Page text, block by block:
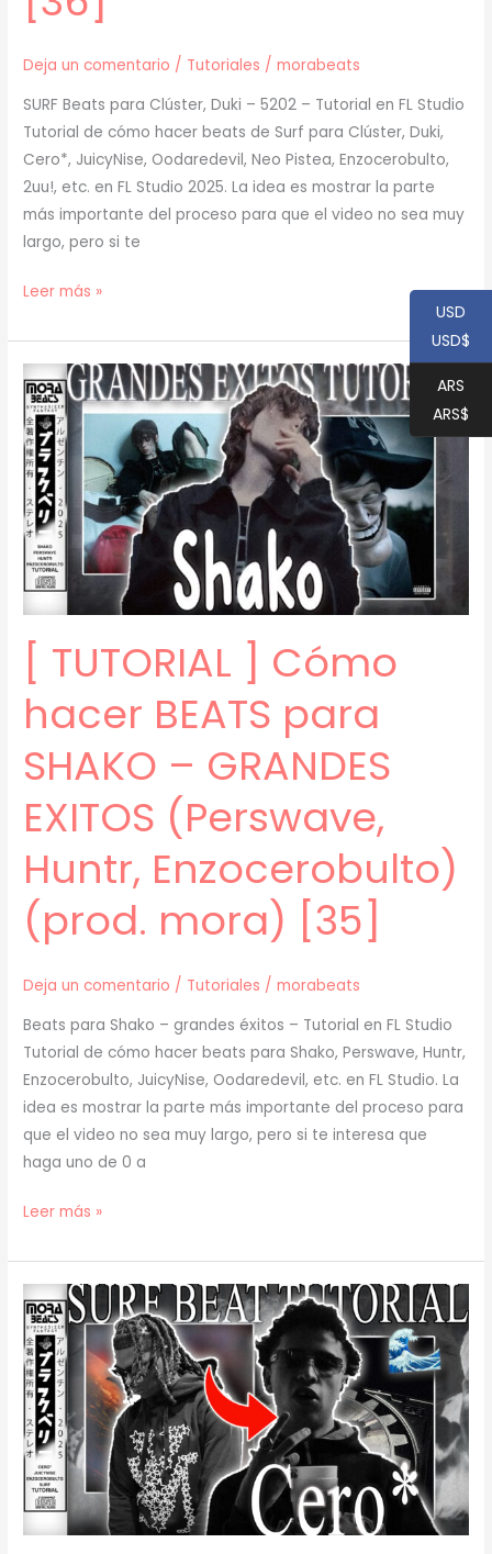
Deja un comentario / Tutoriales /morabeats
SURF Beats para Clúster, Duki – 5202 – Tutorial en FL Studio
Tutorial de cómo hacer beats de Surf para Clúster, Duki,
Cero*, JuicyNise, Oodaredevil, Neo Pistea, Enzocerobulto,
2uu!, etc. en FL Studio 2025. La idea es mostrar la parte
más importante del proceso para que el video no sea muy
largo, pero si te
[
]
Cómo
Hacer
BEATS
de
SURF
para
Clúster
y
Duki
–
5202
(prod.
mora)
[36]
Leer más »
[ TUTORIAL ] Cómo
hacer BEATS para
SHAKO – GRANDES
EXITOS (Perswave,
Huntr, Enzocerobulto)
(prod. mora) [35]
Deja un comentario / Tutoriales /morabeats
Beats para Shako – grandes éxitos – Tutorial en FL Studio
Tutorial de cómo hacer beats para Shako, Perswave, Huntr,
Enzocerobulto, JuicyNise, Oodaredevil, etc. en FL Studio. La
idea es mostrar la parte más importante del proceso para
que el video no sea muy largo, pero si te interesa que
haga uno de 0 a
[
]
Cómo
hacer
BEATS
para
SHAKO
–
GRANDES
EXITOS
(Perswave,
Huntr,
Leer más »
USD
USD$
ARS
ARS$